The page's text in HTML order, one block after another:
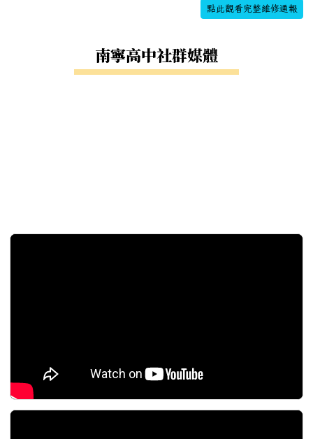
點此觀看完整維修通報
南寧高中社群媒體